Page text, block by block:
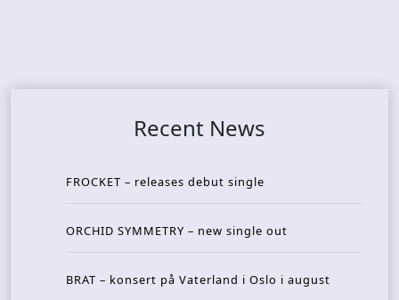
Recent News
FROCKET – releases debut single
ORCHID SYMMETRY – new single out
BRAT – konsert på Vaterland i Oslo i august